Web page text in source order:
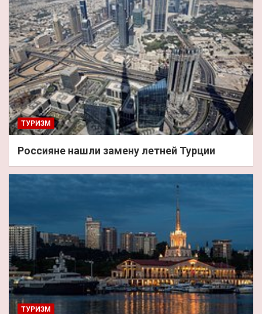
ТУРИЗМ
Россияне нашли замену летней Турции
ТУРИЗМ